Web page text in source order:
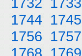
1744 1745
1756 1757